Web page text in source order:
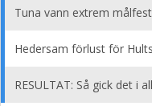
Tuna vann extrem
Hedersam förlust för
RESULTAT: Så gick det i